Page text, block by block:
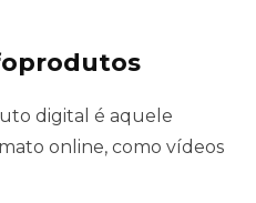
digital é aquele
online, como vídeos